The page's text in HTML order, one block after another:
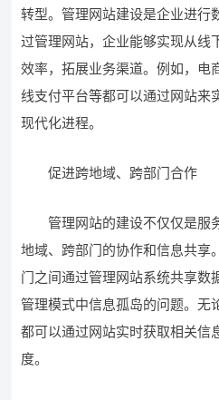
转型。管理网站建设是企业进行
过管理网站，企业能够实现从线
效率，拓展业务渠道。例如，电
线支付平台等都可以通过网站来
现代化进程。
促进跨地域、跨部门合作
管理网站的建设不仅仅是服
地域、跨部门的协作和信息共享
门之间通过管理网站系统共享数
管理模式中信息孤岛的问题。无
都可以通过网站实时获取相关信
度。